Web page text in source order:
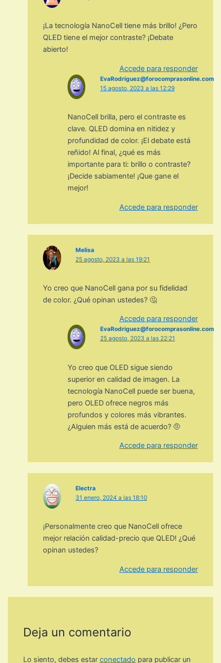
¡La tecnología NanoCell tiene más brillo! ¿Pero
QLED tiene el mejor contraste? ¡Debate
abierto!
Accede para responder
EvaRodriguez@forocomprasonline.com
15 agosto, 2023 a las 12:29
NanoCell brilla, pero el contraste es
clave. QLED domina en nitidez y
profundidad de color. ¡El debate está
reñido! Al final, ¿qué es más
importante para ti: brillo o contraste?
¡Decide sabiamente! ¡Que gane el
mejor!
Accede para responder
Melisa
25 agosto, 2023 a las 19:21
Yo creo que NanoCell gana por su fidelidad
de color. ¿Qué opinan ustedes? 🤔
Accede para responder
EvaRodriguez@forocomprasonline.com
25 agosto, 2023 a las 22:21
Yo creo que OLED sigue siendo
superior en calidad de imagen. La
tecnología NanoCell puede ser buena,
pero OLED ofrece negros más
profundos y colores más vibrantes.
¿Alguien más está de acuerdo? 🤨
Accede para responder
Electra
31 enero, 2024 a las 18:10
¡Personalmente creo que NanoCell ofrece
mejor relación calidad-precio que QLED! ¿Qué
opinan ustedes?
Accede para responder
Deja un comentario
Lo siento, debes estarconectado para publicar un